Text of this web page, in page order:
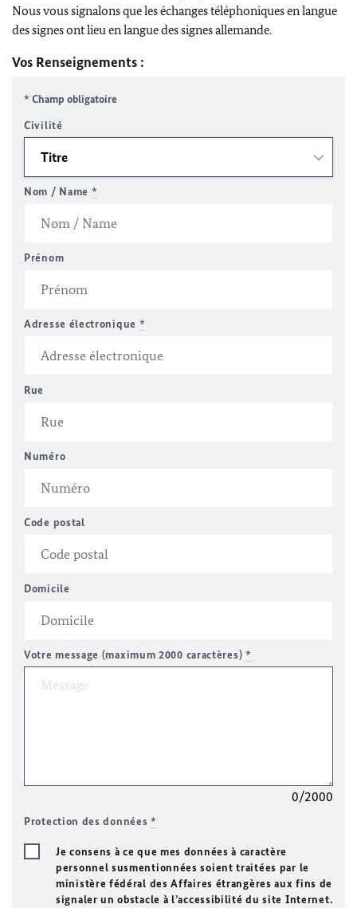
Nous vous signalons que les échanges téléphoniques en langue
des signes ont lieu en langue des signes allemande.
Vos Renseignements :
* Champ obligatoire
Civilité
Nom / Name *
Prénom
Adresse électronique *
Rue
Numéro
Code postal
Domicile
Votre message (maximum 2000 caractères) *
0/2000
Protection des données*
Je consens à ce que mes données à caractère
personnel susmentionnées soient traitées par le
ministère fédéral des Affaires étrangères aux fins de
signaler un obstacle à l’accessibilité du site Internet.